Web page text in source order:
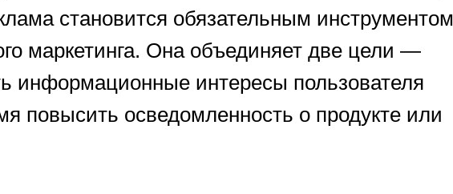
становится обязательным инструментом
маркетинга. Она объединяет две цели —
информационные интересы пользователя
повысить осведомленность о продукте или